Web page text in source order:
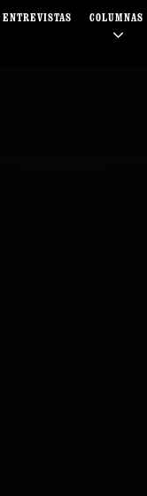
ENTREVISTAS COLUMNAS